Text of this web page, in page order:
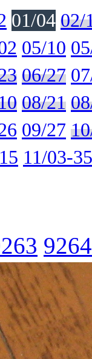
01/04 02/
05/10
06/27
08/21
09/27
11/03-35
9264